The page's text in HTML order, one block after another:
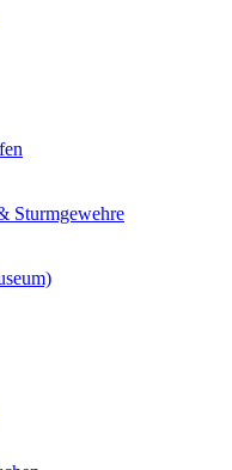
Sturmgewehre